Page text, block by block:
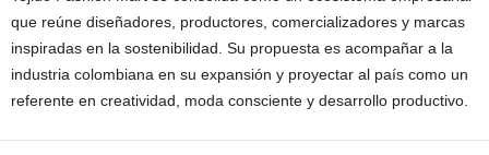
que reúne diseñadores, productores, comercializadores y marcas
inspiradas en la sostenibilidad. Su propuesta es acompañar a la
industria colombiana en su expansión y proyectar al país como un
referente en creatividad, moda consciente y desarrollo productivo.